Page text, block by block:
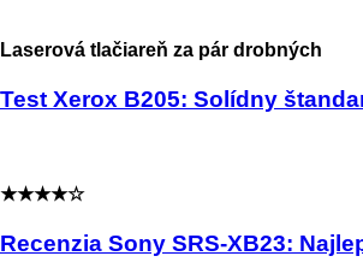
Laserová tlačiareň za pár drobných
Test Xerox B205: Solídny
★★★★☆
Recenzia Sony SRS-XB23: